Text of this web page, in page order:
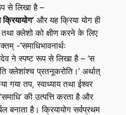
से लिखा है –
और यह क्रिया योग ही
क्लेशो को क्षीण करने के लिए
-’समाधिभावनार्थः
ने स्पष्ट रूप से लिखा है – ’स
क्लेशांश्च प्रतनूकरोति।’ अर्थात्
गया तप, स्वाध्याय तथा ईश्वर
की उत्पत्ति करता है और
बनाता है। क्रियायोग सर्वप्रथम